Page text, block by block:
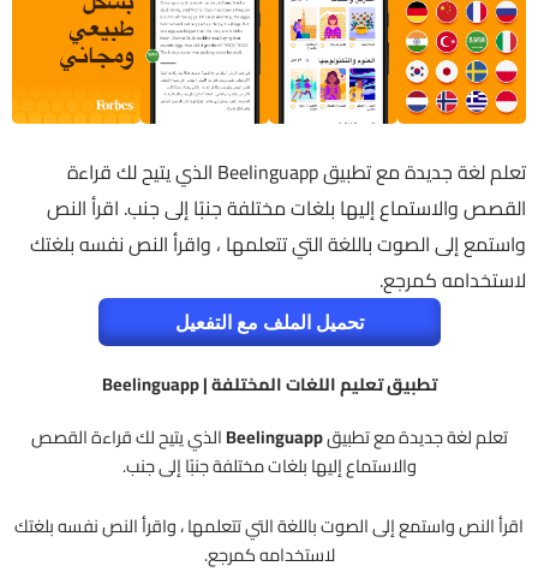
تعلم لغة جديدة مع تطبيق Beelinguapp الذي يتيح لك قراءة
القصص والاستماع إليها بلغات مختلفة جنبًا إلى جنب. اقرأ النص
واستمع إلى الصوت باللغة التي تتعلمها ، واقرأ النص نفسه بلغتك
لاستخدامه كمرجع.
تحميل الملف مع التفعيل
تطبيق تعليم اللغات المختلفة | Beelinguapp
تعلم لغة جديدة مع تطبيقBeelinguappالذي يتيح لك قراءة القصص
والاستماع إليها بلغات مختلفة جنبًا إلى جنب.
اقرأ النص واستمع إلى الصوت باللغة التي تتعلمها ، واقرأ النص نفسه بلغتك
لاستخدامه كمرجع.